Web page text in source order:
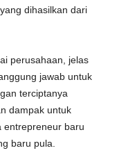
dihasilkan dari
perusahaan, jelas
jawab untuk
terciptanya
dampak untuk
entrepreneur baru
baru pula.